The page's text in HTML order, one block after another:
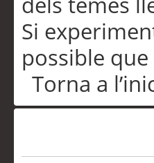
Si
possible
Torna a